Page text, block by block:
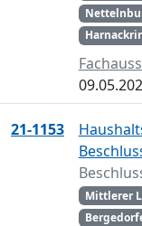
21-1153
Mittlerer